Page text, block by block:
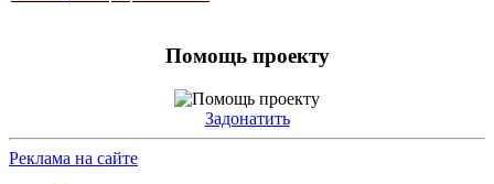
Помощь проекту
Задонатить
Реклама на сайте